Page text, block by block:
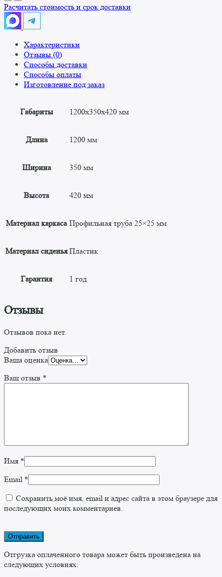
СК-3-
1200
Расчитать стоимость и срок доставки
Характеристики
Отзывы (0)
Способы доставки
Способы оплаты
Изготовление под заказ
Габариты 1200x350x420 мм
Длина 1200 мм
Ширина 350 мм
Высота 420 мм
Материал каркаса Профильная труба 25×25 мм
Материал сиденья Пластик
Гарантия 1 год
Отзывы
Отзывов пока нет.
Добавить отзыв
Ваша оценка
Ваш отзыв *
Имя *
Email *
Сохранить моё имя, email и адрес сайта в этом браузере для
последующих моих комментариев.
Отгрузка оплаченного товара может быть произведена на
следующих условиях: